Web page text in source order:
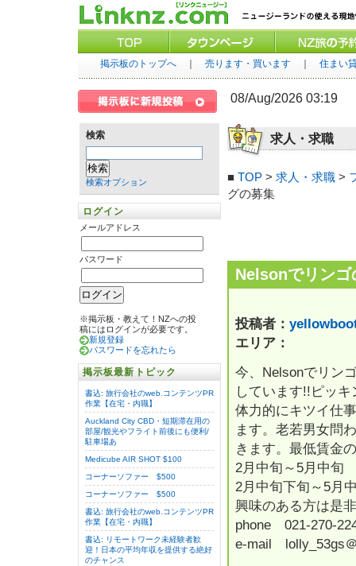
掲示板のトップへ｜ 売ります・買います｜ 住まい
検索
検索オプション
ログイン
メールアドレス
パスワード
※掲示板・教えて！NZへの投
稿にはログインが必要です。
新規登録
パスワードを忘れたら
掲示板最新トピック
書込: 旅行会社のweb.コンテンツPR
作業【在宅・内職】
Auckland City CBD・短期滞在用の
部屋/観光やフライト前後にも便利/
駐車場あ
Medicube AIR SHOT $100
コーナーソファー $500
コーナーソファー $500
書込: 旅行会社のweb.コンテンツPR
作業【在宅・内職】
書込: リモートワーク未経験者歓
迎！日本の平均年収を提供する絶好
のチャンス
08/Aug/2026 03:19
求人・求職
■ TOP> 求人・求職>
グの募集
Nelsonでリンゴ
投稿者：
エリア：
今、Nelsonでリン
しています!!ピッ
体力的にキツイ仕
ます。老若男女問
きます。最低賃金
2月中旬～5
2月中旬下旬～5
興味のある方は是
phone 021-270-
e-mail lolly_53gs